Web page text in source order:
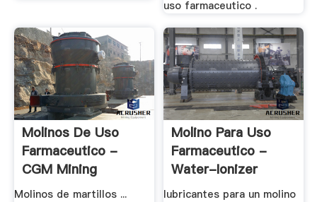
uso farmaceutico .
Molinos De Uso
Farmaceutico -
CGM Mining
Solution
Molinos de martillos ...
Molino Para Uso
Farmaceutico -
Water-Ionizer
lubricantes para un molino